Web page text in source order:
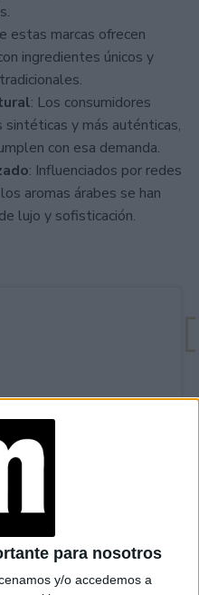
para nosotros
y/o accedemos a
estas marcas ofrecen
ingredientes únicos y
: Los consumidores
sintéticas y más auténticas,
con esa demanda.
: Influenciados por redes
aromas árabes se han
lujo y sofisticación.
Instagram